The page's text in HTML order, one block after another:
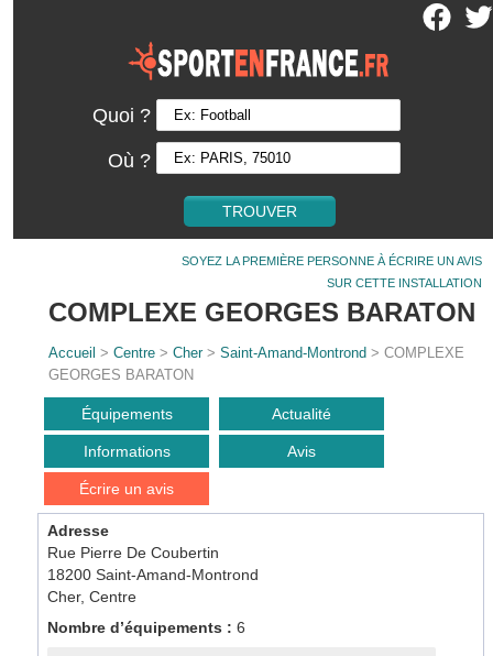
Quoi ?
Où ?
SOYEZ LA PREMIÈRE PERSONNE À ÉCRIRE UN AVIS
SUR CETTE INSTALLATION
COMPLEXE GEORGES BARATON
Accueil >Centre >Cher>Saint-Amand-Montrond > COMPLEXE
GEORGES BARATON
Équipements Actualité
Informations Avis
Écrire un avis
Adresse
Rue Pierre De Coubertin
18200 Saint-Amand-Montrond
Cher, Centre
Nombre d’équipements :6